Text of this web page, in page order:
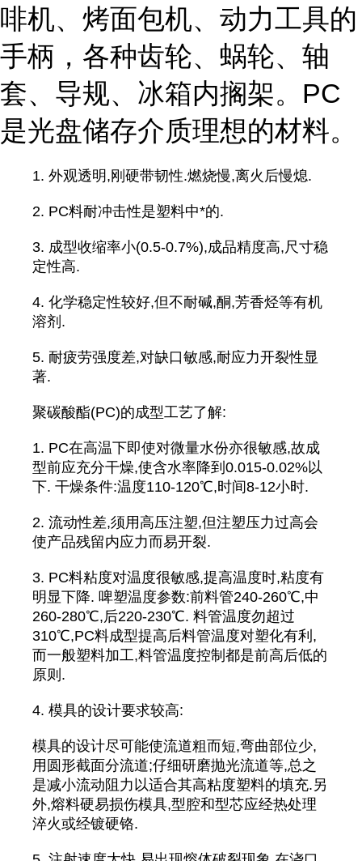
啡机、烤面包机、动力工具的
手柄，各种齿轮、蜗轮、轴
套、导规、冰箱内搁架。PC
是光盘储存介质理想的材料。
1. 外观透明,刚硬带韧性.燃烧慢,离火后慢熄.
2. PC料耐冲击性是塑料中*的.
3. 成型收缩率小(0.5-0.7%),成品精度高,尺寸稳
定性高.
4. 化学稳定性较好,但不耐碱,酮,芳香烃等有机
溶剂.
5. 耐疲劳强度差,对缺口敏感,耐应力开裂性显
著.
聚碳酸酯(PC)的成型工艺了解:
1. PC在高温下即使对微量水份亦很敏感,故成
型前应充分干燥,使含水率降到0.015-0.02%以
下. 干燥条件:温度110-120℃,时间8-12小时.
2. 流动性差,须用高压注塑,但注塑压力过高会
使产品残留内应力而易开裂.
3. PC料粘度对温度很敏感,提高温度时,粘度有
明显下降. 啤塑温度参数:前料管240-260℃,中
260-280℃,后220-230℃. 料管温度勿超过
310℃,PC料成型提高后料管温度对塑化有利,
而一般塑料加工,料管温度控制都是前高后低的
原则.
4. 模具的设计要求较高:
模具的设计尽可能使流道粗而短,弯曲部位少,
用圆形截面分流道;仔细研磨抛光流道等,总之
是减小流动阻力以适合其高粘度塑料的填充.另
外,熔料硬易损伤模具,型腔和型芯应经热处理
淬火或经镀硬铬.